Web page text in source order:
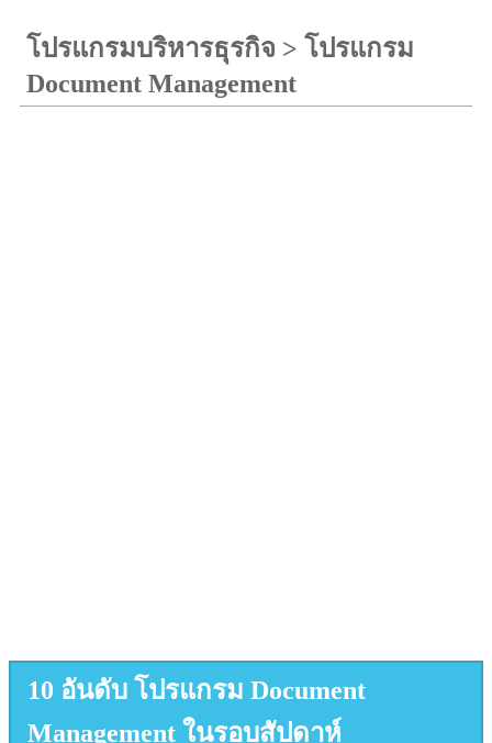
โปรแกรมบริหารธุรกิจ > โปรแกรม
Document Management
10 อันดับ โปรแกรม Document
Management ในรอบสัปดาห์